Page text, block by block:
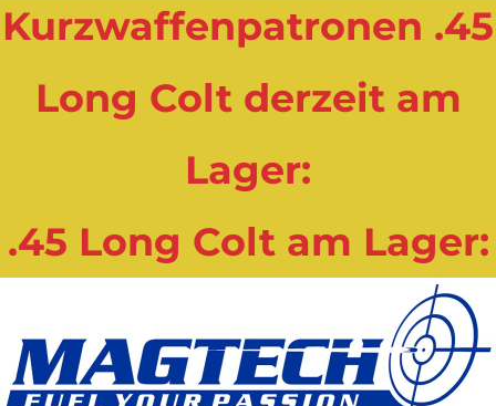
Kurzwaffenpatronen .45
Long Colt derzeit am
Lager:
.45 Long Colt am Lager: